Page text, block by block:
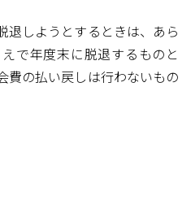
しようとするときは、あら
で年度末に脱退するものと
費の払い戻しは行わないもの